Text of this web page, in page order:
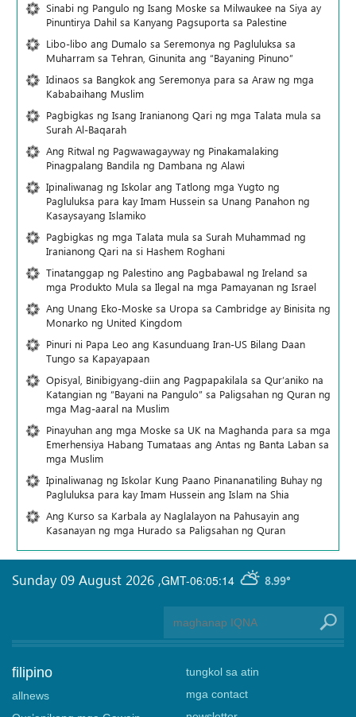
Sinabi ng Pangulo ng Isang Moske sa Milwaukee na Siya ay
Pinuntirya Dahil sa Kanyang Pagsuporta sa Palestine
Libo-libo ang Dumalo sa Seremonya ng Pagluluksa sa
Muharram sa Tehran, Ginunita ang “Bayaning Pinuno”
Idinaos sa Bangkok ang Seremonya para sa Araw ng mga
Kababaihang Muslim
Pagbigkas ng Isang Iranianong Qari ng mga Talata mula sa
Surah Al-Baqarah
Ang Ritwal ng Pagwawagayway ng Pinakamalaking
Pinagpalang Bandila ng Dambana ng Alawi
Ipinaliwanag ng Iskolar ang Tatlong mga Yugto ng
Pagluluksa para kay Imam Hussein sa Unang Panahon ng
Kasaysayang Islamiko
Pagbigkas ng mga Talata mula sa Surah Muhammad ng
Iranianong Qari na si Hashem Roghani
Tinatanggap ng Palestino ang Pagbabawal ng Ireland sa
mga Produkto Mula sa Ilegal na mga Pamayanan ng Israel
Ang Unang Eko-Moske sa Uropa sa Cambridge ay Binisita ng
Monarko ng United Kingdom
Pinuri ni Papa Leo ang Kasunduang Iran-US Bilang Daan
Tungo sa Kapayapaan
Opisyal, Binibigyang-diin ang Pagpapakilala sa Qur’aniko na
Katangian ng “Bayani na Pangulo” sa Paligsahan ng Quran ng
mga Mag-aaral na Muslim
Pinayuhan ang mga Moske sa UK na Maghanda para sa mga
Emerhensiya Habang Tumataas ang Antas ng Banta Laban sa
mga Muslim
Ipinaliwanag ng Iskolar Kung Paano Pinananatiling Buhay ng
Pagluluksa para kay Imam Hussein ang Islam na Shia
Ang Kurso sa Karbala ay Naglalayon na Pahusayin ang
Kasanayan ng mga Hurado sa Paligsahan ng Quran
GMT-06:05:14 8.99°
Sunday 09 August 2026 ,
filipino
allnews
tungkol sa atin
mga contact